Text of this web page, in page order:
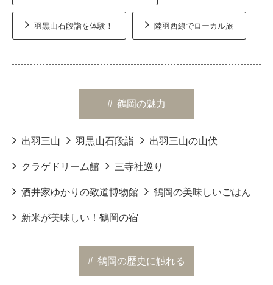
羽黒山石段詣を体験！ 陸羽西線でローカル旅
# 鶴岡の魅力
出羽三山 羽黒山石段詣 出羽三山の山伏
クラゲドリーム館 三寺社巡り
酒井家ゆかりの致道博物館 鶴岡の美味しいごはん
新米が美味しい！鶴岡の宿
# 鶴岡の歴史に触れる